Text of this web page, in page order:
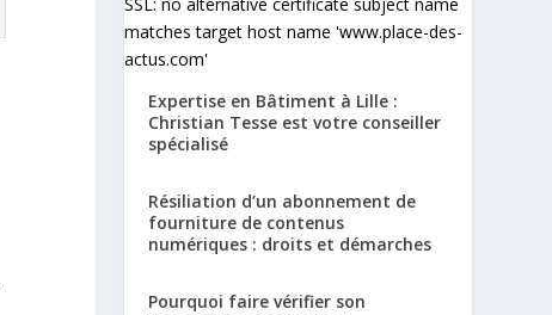
matches target host name 'www.place-des-
actus.com'
Expertise en Bâtiment à Lille :
Christian Tesse est votre conseiller
spécialisé
Résiliation d’un abonnement de
fourniture de contenus
numériques : droits et démarches
Pourquoi faire vérifier son